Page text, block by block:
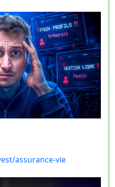
assurance-vie